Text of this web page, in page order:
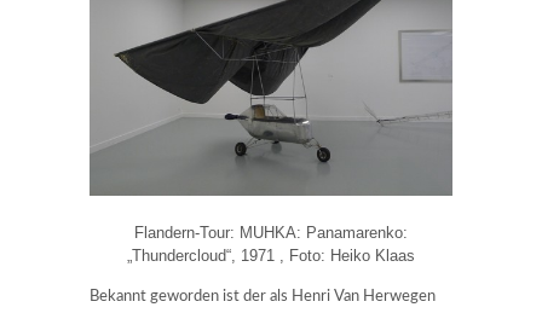
Flandern-Tour: MUHKA: Panamarenko:
„Thundercloud“, 1971 , Foto: Heiko Klaas
Bekannt geworden ist der als Henri Van Herwegen